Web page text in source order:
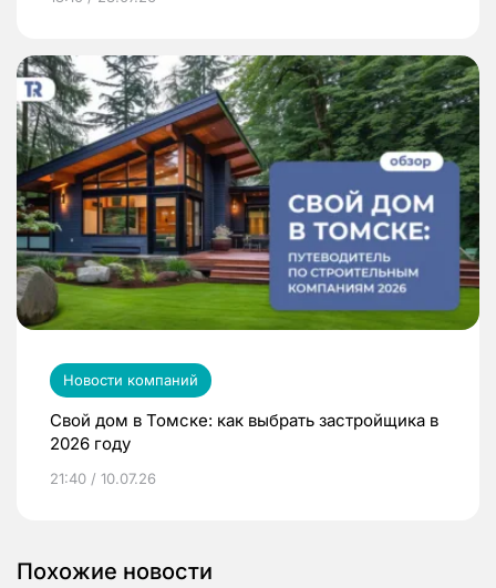
Новости компаний
Свой дом в Томске: как выбрать застройщика в
2026 году
21:40 / 10.07.26
Похожие новости